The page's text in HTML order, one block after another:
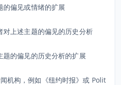
的偏见或情绪的扩展
上述主题的偏见的历史分析
的偏见的历史分析的扩展
机构，例如《纽约时报》或 Polit